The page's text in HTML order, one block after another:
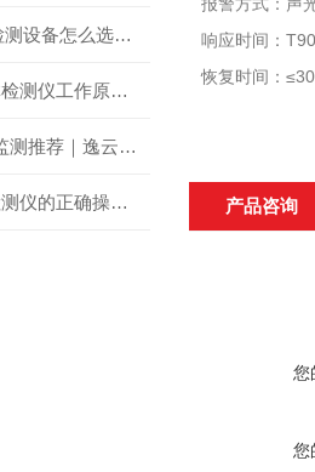
工业VOC气体检测设备怎么选？主流仪器实测参考
逸云天工业气体检测仪工作原理与选型标准详解
工业 H2S 在线监测推荐｜逸云天 MIC-600-H2S 固定式硫化氢检测仪评测
详述甲烷浓度检测仪的正确操作使用方法
响应时间：
恢复时间：
产品咨询
您
您